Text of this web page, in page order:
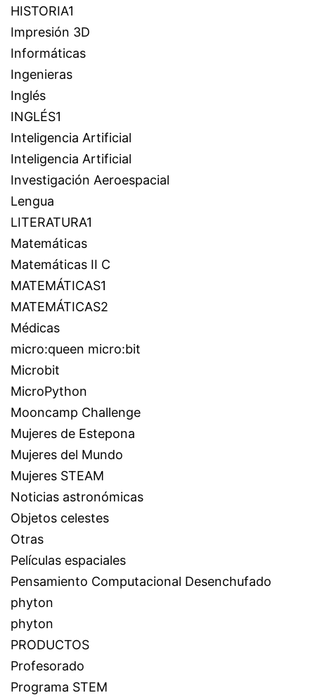
HISTORIA1
Impresión 3D
Informáticas
Ingenieras
Inglés
INGLÉS1
Inteligencia Artificial
Inteligencia Artificial
Investigación Aeroespacial
Lengua
LITERATURA1
Matemáticas
Matemáticas II C
MATEMÁTICAS1
MATEMÁTICAS2
Médicas
micro:queen micro:bit
Microbit
MicroPython
Mooncamp Challenge
Mujeres de Estepona
Mujeres del Mundo
Mujeres STEAM
Noticias astronómicas
Objetos celestes
Otras
Películas espaciales
Pensamiento Computacional Desenchufado
phyton
phyton
PRODUCTOS
Profesorado
Programa STEM